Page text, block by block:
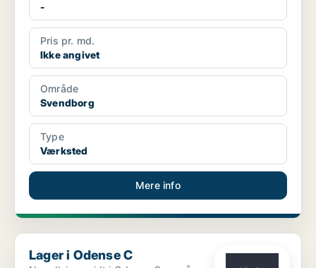
-
Pris pr. md.
Ikke angivet
Område
Svendborg
Type
Værksted
Mere info
Lager i Odense C
Lager i Odense C